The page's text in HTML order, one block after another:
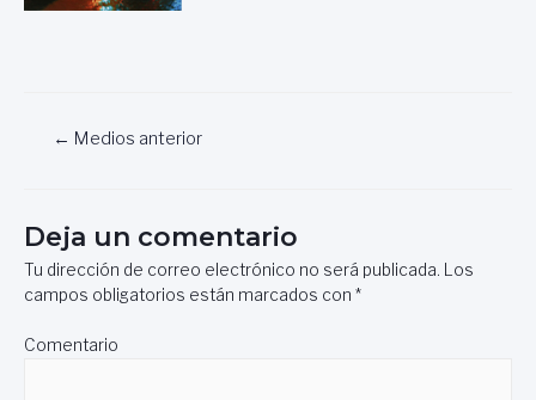
Navegación
← Medios anterior
Deja un comentario
Tu dirección de correo electrónico no será publicada. Los
campos obligatorios están marcados con *
Comentario